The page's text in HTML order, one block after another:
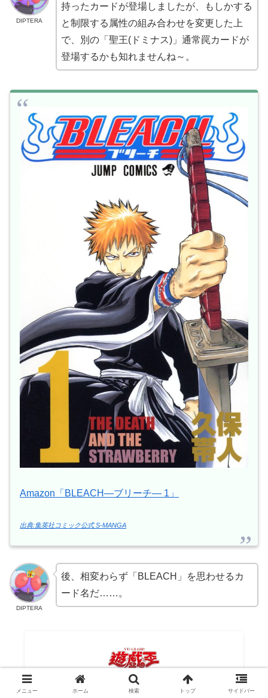
DIPTERA
持ったカードが登場しましたが、もしかする
と制限する属性の組み合わせを変更した上
で、別の「聖王(ドミナス)」通常罠カードが
登場するかも知れませんね～。
Amazon「BLEACH―ブリーチ― 1」
出典:集英社コミック公式 S-MANGA
DIPTERA
後、相変わらず「BLEACH」を思わせるカ
ード名だ……。
メニュー ホーム 検索 トップ サイドバー